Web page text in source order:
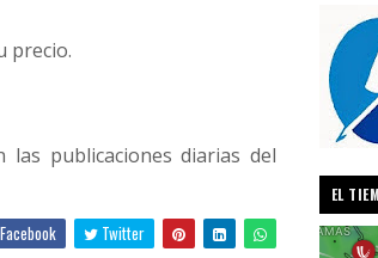
precio.
las publicaciones diarias del
Facebook Twitter
EL